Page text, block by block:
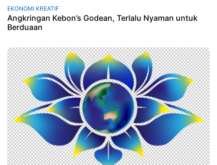
EKONOMI KREATIF
Angkringan Kebon’s Godean, Terlalu Nyaman untuk
Berduaan